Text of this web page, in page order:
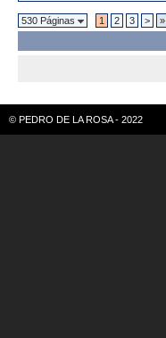
530 Páginas 1 2 3 > »
© PEDRO DE LA ROSA - 2022